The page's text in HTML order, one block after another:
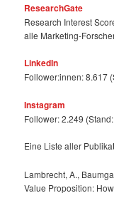
ResearchGate
Research Interest
alle Marketing-
LinkedIn
Follower:innen: 8.617
Instagram
Follower: 2.249
Eine Liste aller
Lambrecht, A.,
Value Proposition: